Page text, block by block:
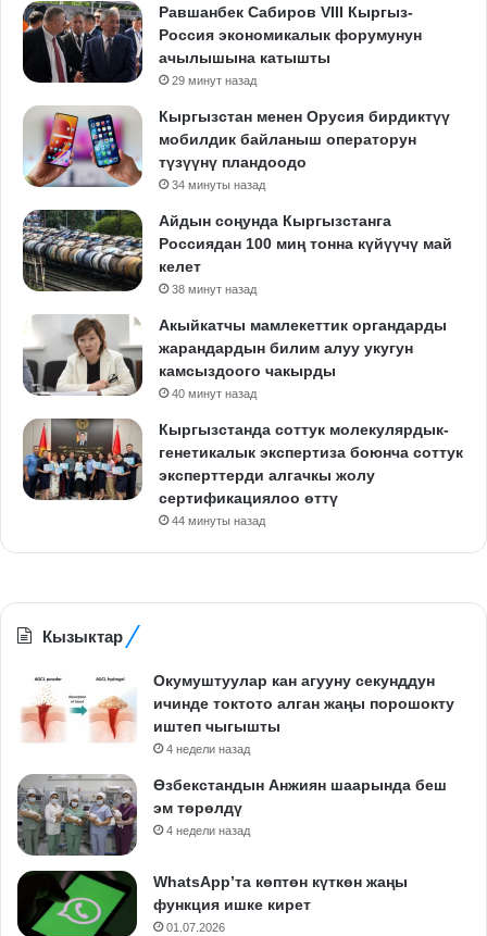
Равшанбек Сабиров VIII Кыргыз-
Россия экономикалык форумунун
ачылышына катышты
29 минут назад
Кыргызстан менен Орусия бирдиктүү
мобилдик байланыш операторун
түзүүнү пландоодо
34 минуты назад
Айдын соңунда Кыргызстанга
Россиядан 100 миң тонна күйүүчү май
келет
38 минут назад
Акыйкатчы мамлекеттик органдарды
жарандардын билим алуу укугун
камсыздоого чакырды
40 минут назад
Кыргызстанда соттук молекулярдык-
генетикалык экспертиза боюнча соттук
эксперттерди алгачкы жолу
сертификациялоо өттү
44 минуты назад
Кызыктар
Окумуштуулар кан агууну секунддун
ичинде токтото алган жаңы порошокту
иштеп чыгышты
4 недели назад
Өзбекстандын Анжиян шаарында беш
эм төрөлдү
4 недели назад
WhatsApp’та көптөн күткөн жаңы
функция ишке кирет
01.07.2026